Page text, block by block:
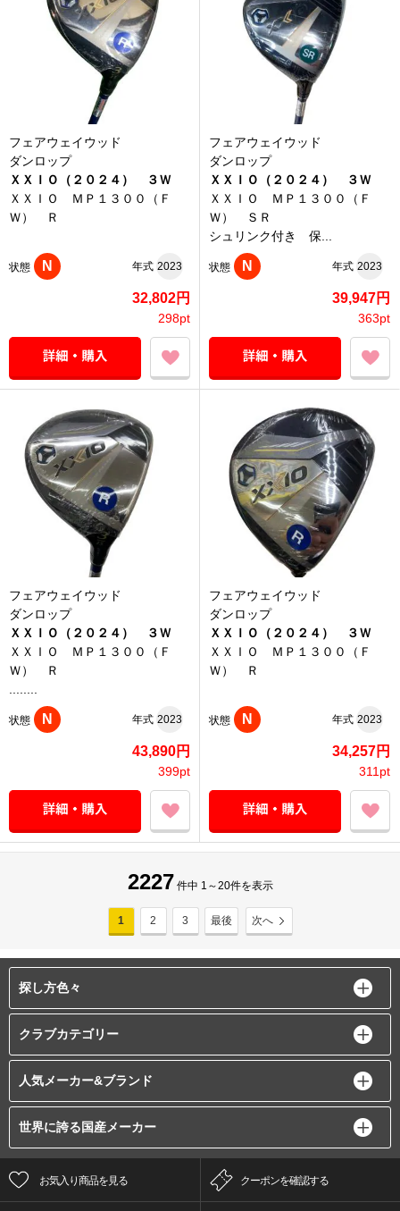
フェアウェイウッド
ダンロップ
ＸＸＩＯ（２０２４） ３Ｗ
ＸＸＩＯ ＭＰ１３００（Ｆ
Ｗ） Ｒ
状態 N 年式 2023
32,802円
298pt
フェアウェイウッド
ダンロップ
ＸＸＩＯ（２０２４） ３Ｗ
ＸＸＩＯ ＭＰ１３００（Ｆ
Ｗ） ＳＲ
シュリンク付き 保...
状態 N 年式 2023
39,947円
363pt
フェアウェイウッド
ダンロップ
ＸＸＩＯ（２０２４） ３Ｗ
ＸＸＩＯ ＭＰ１３００（Ｆ
Ｗ） Ｒ
状態 N 年式 2023
43,890円
399pt
フェアウェイウッド
ダンロップ
ＸＸＩＯ（２０２４） ３Ｗ
ＸＸＩＯ ＭＰ１３００（Ｆ
Ｗ） Ｒ
状態 N 年式 2023
34,257円
311pt
2227 件中 1～20件を表示
1 2 3 最後 次へ
探し方色々
クラブカテゴリー
人気メーカー&ブランド
世界に誇る国産メーカー
お気入り商品を見る クーポンを確認する